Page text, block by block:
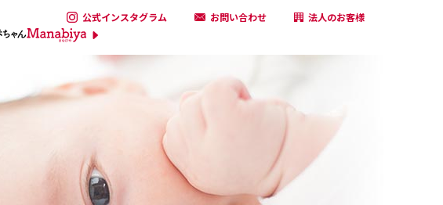
公式インスタグラム お問い合わせ 法人のお客様